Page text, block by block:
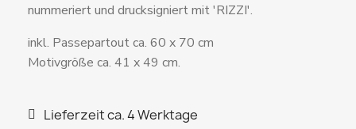
nummeriert und drucksigniert mit 'RIZZI'.
inkl. Passepartout ca. 60 x 70 cm
Motivgröße ca. 41 x 49 cm.
Lieferzeit ca. 4 Werktage